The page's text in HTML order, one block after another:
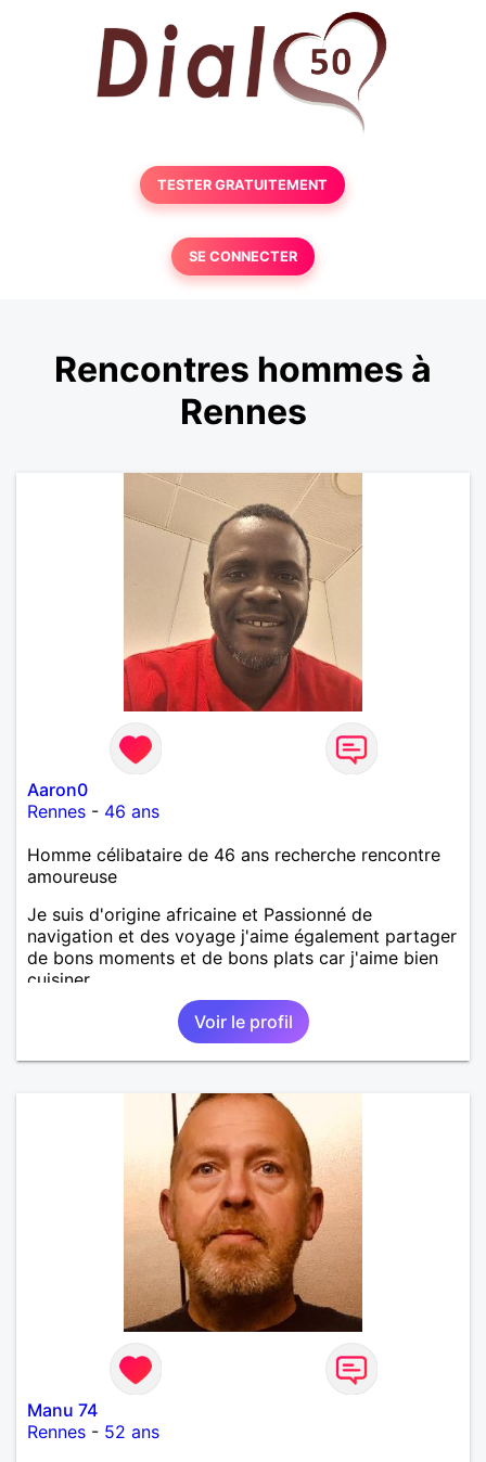
TESTER GRATUITEMENT
SE CONNECTER
Rencontres hommes à
Rennes
Aaron0
Rennes - 46 ans
Homme célibataire de 46 ans recherche rencontre
amoureuse
Je suis d'origine africaine et Passionné de
navigation et des voyage j'aime également partager
de bons moments et de bons plats car j'aime bien
cuisiner
Voir le profil
Manu 74
Rennes - 52 ans